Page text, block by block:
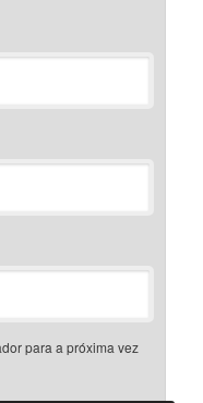
para a próxima vez